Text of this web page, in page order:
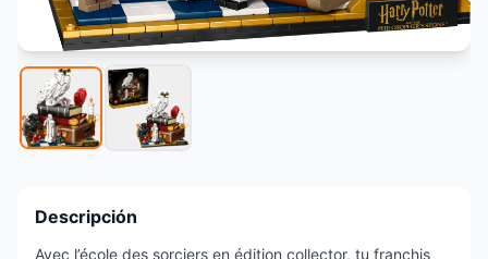
Descripción
Avec l’école des sorciers en édition collector, tu franchis